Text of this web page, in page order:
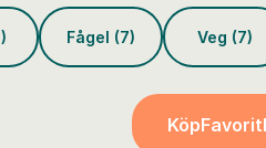
Fågel (7) Veg (7)
Köp